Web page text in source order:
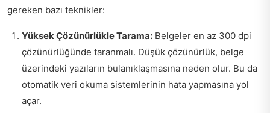
gereken bazı teknikler:
Yüksek Çözünürlükle Tarama: Belgeler en az 300 dpi
çözünürlüğünde taranmalı. Düşük çözünürlük, belge
üzerindeki yazıların bulanıklaşmasına neden olur. Bu da
otomatik veri okuma sistemlerinin hata yapmasına yol
açar.